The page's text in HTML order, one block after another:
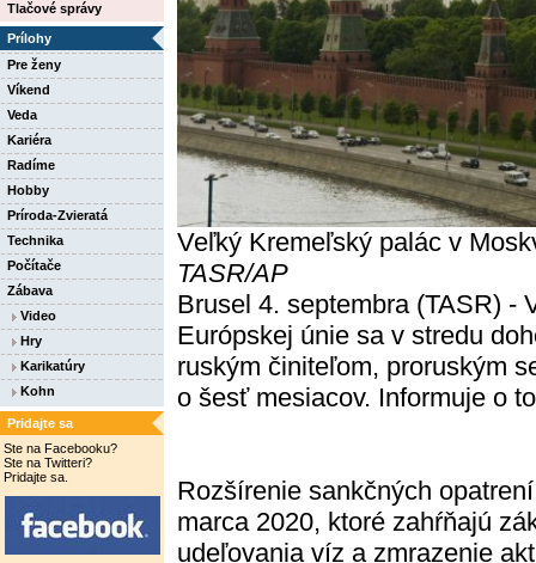
Tlačové správy
Prílohy
Pre ženy
Víkend
Veda
Kariéra
Radíme
Hobby
Príroda-Zvieratá
Technika
Počítače
Zábava
Video
Hry
Karikatúry
Kohn
Pridajte sa
Ste na Facebooku?
Ste na Twitteri?
Pridajte sa.
Veľký Kremeľský palác v
TASR/AP
Brusel 4. septembra (TASR) -
Európskej únie sa v stredu
ruským činiteľom, proruským
o šesť mesiacov. Informuje o
Rozšírenie sankčných
marca 2020, ktoré zahŕňajú
udeľovania víz a zmrazenie